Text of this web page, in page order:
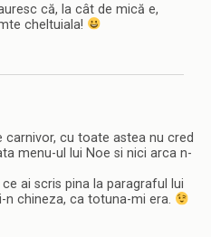
că, la cât de mică e,
cheltuiala!
carnivor, cu toate astea nu cred
menu-ul lui Noe si nici arca n-
ai scris pina la paragraful lui
n chineza, ca totuna-mi era.